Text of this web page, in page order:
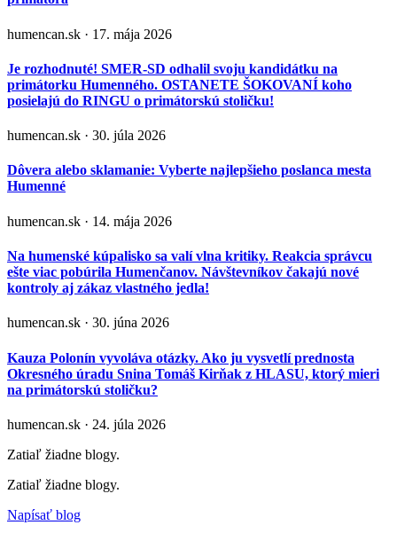
humencan.sk · 17. mája 2026
Je rozhodnuté! SMER-SD odhalil svoju kandidátku na
primátorku Humenného. OSTANETE ŠOKOVANÍ koho
posielajú do RINGU o primátorskú stoličku!
humencan.sk · 30. júla 2026
Dôvera alebo sklamanie: Vyberte najlepšieho poslanca mesta
Humenné
humencan.sk · 14. mája 2026
Na humenské kúpalisko sa valí vlna kritiky. Reakcia správcu
ešte viac pobúrila Humenčanov. Návštevníkov čakajú nové
kontroly aj zákaz vlastného jedla!
humencan.sk · 30. júna 2026
Kauza Polonín vyvoláva otázky. Ako ju vysvetlí prednosta
Okresného úradu Snina Tomáš Kirňak z HLASU, ktorý mieri
na primátorskú stoličku?
humencan.sk · 24. júla 2026
Zatiaľ žiadne blogy.
Zatiaľ žiadne blogy.
Napísať blog